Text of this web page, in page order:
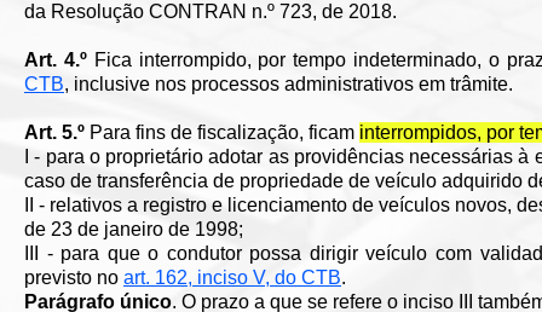
da Resolução CONTRAN n.º 723, de 2018.
Art. 4.ºFica interrompido, por tempo indeterminado, o
CTB, inclusive nos processos administrativos em trâmite.
Art. 5.º Para fins de fiscalização, ficam interrompidos, por
I - para o proprietário adotar as providências necessárias
caso de transferência de propriedade de veículo adquirido
II - relativos a registro e licenciamento de veículos novos,
de 23 de janeiro de 1998;
III - para que o condutor possa dirigir veículo com
previsto no art. 162, inciso V, do CTB.
Parágrafo único. O prazo a que se refere o inciso III